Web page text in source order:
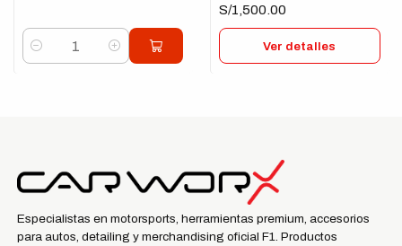
Cantidad
S/1,500.00
Ver detalles
Especialistas en motorsports, herramientas premium, accesorios
para autos, detailing y merchandising oficial F1. Productos